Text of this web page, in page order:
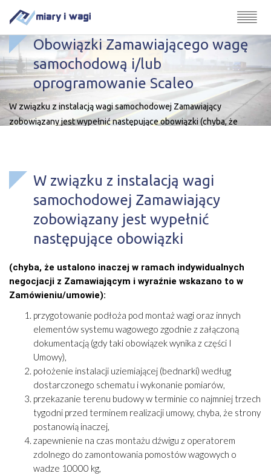
Obowiązki Zamawiającego wagę
samochodową i/lub
oprogramowanie Scaleo
W związku z instalacją wagi samochodowej Zamawiający
zobowiązany jest wypełnić następujące obowiązki (chyba, że
systemu wagowego zgodnie z załączoną dokumentacją (gdy taki
obowiązek wynika z części I Umowy), położenie instalacji
uziemiającej (bednarki) według […]
W związku z instalacją wagi
samochodowej Zamawiający
zobowiązany jest wypełnić
następujące obowiązki
(chyba, że ustalono inaczej w ramach indywidualnych
negocjacji z Zamawiającym i wyraźnie wskazano to w
Zamówieniu/umowie):
przygotowanie podłoża pod montaż wagi oraz innych
elementów systemu wagowego zgodnie z załączoną
dokumentacją (gdy taki obowiązek wynika z części I
Umowy),
położenie instalacji uziemiającej (bednarki) według
dostarczonego schematu i wykonanie pomiarów,
przekazanie terenu budowy w terminie co najmniej trzech
tygodni przed terminem realizacji umowy, chyba, że strony
postanowią inaczej,
zapewnienie na czas montażu dźwigu z operatorem
zdolnego do zamontowania pomostów wagowych o
wadze 10000 kg,